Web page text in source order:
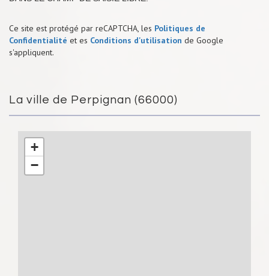
Ce site est protégé par reCAPTCHA, les Politiques de
Confidentialité et es Conditions d'utilisation de Google
s'appliquent.
La ville de Perpignan (66000)
+
−